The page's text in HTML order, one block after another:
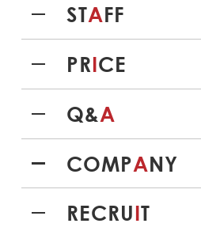
STAFF
PRICE
Q&A
COMPANY
RECRUIT